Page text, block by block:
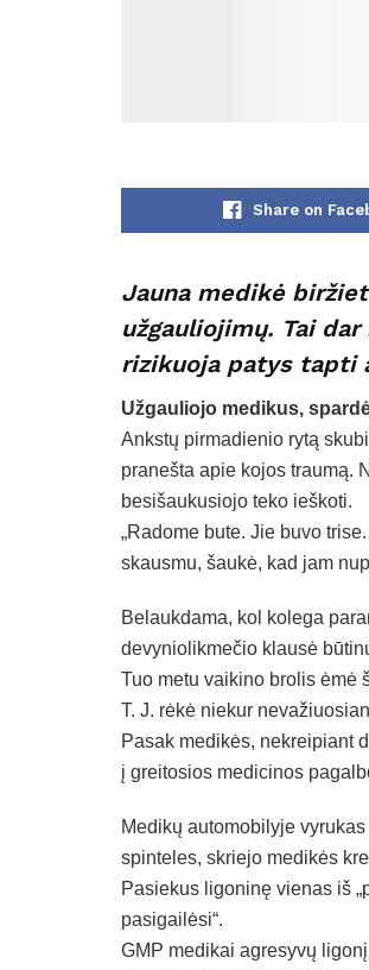
Share on
Jauna medikė
užgauliojimų. Tai
rizikuoja patys tapti
Užgauliojo medikus,
Ankstų pirmadienio rytą
pranešta apie kojos traumą.
besišaukusiojo teko ieškoti.
„Radome bute. Jie buvo
skausmu, šaukė, kad jam
Belaukdama, kol kolega
devyniolikmečio klausė
Tuo metu vaikino brolis ėmė
T. J. rėkė niekur
Pasak medikės, nekreipiant
į greitosios medicinos
Medikų automobilyje
spinteles, skriejo medikės
Pasiekus ligoninę vienas iš
pasigailėsi“.
GMP medikai agresyvų